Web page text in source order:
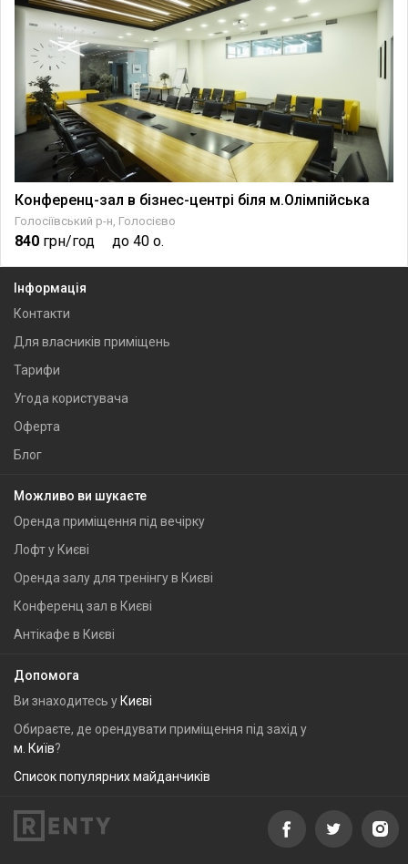
Конференц-зал в бізнес-центрі біля м.Олімпійська
Голосіївський р-н, Голосієво
840 грн/год до 40 о.
Інформація
Контакти
Для власників приміщень
Тарифи
Угода користувача
Оферта
Блог
Можливо ви шукаєте
Оренда приміщення під вечірку
Лофт у Києві
Оренда залу для тренінгу в Києві
Конференц зал в Києві
Антікафе в Києві
Допомога
Ви знаходитесь у Києві
Обираєте, де орендувати приміщення під захід у
м. Київ?
Список популярних майданчиків